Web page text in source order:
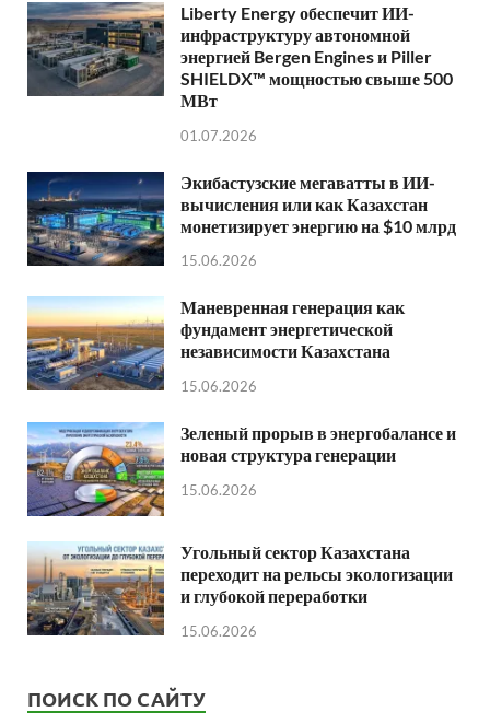
Liberty Energy обеспечит ИИ-
инфраструктуру автономной
энергией Bergen Engines и Piller
SHIELDX™ мощностью свыше 500
МВт
01.07.2026
Экибастузские мегаватты в ИИ-
вычисления или как Казахстан
монетизирует энергию на $10 млрд
15.06.2026
Маневренная генерация как
фундамент энергетической
независимости Казахстана
15.06.2026
Зеленый прорыв в энергобалансе и
новая структура генерации
15.06.2026
Угольный сектор Казахстана
переходит на рельсы экологизации
и глубокой переработки
15.06.2026
ПОИСК ПО САЙТУ